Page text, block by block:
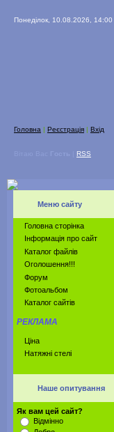
Понеділок, 10.08.2026, 14:00
Головна | Реєстрація | Вхід
RSS
Меню сайту
Головна сторінка
Інформація про сайт
Каталог файлів
Оголошення!!!
Форум
Фотоальбом
Каталог сайтів
РЕКЛАМА
Ціна
Натяжні стелі
Наше опитування
Як вам цей сайт?
Відмінно